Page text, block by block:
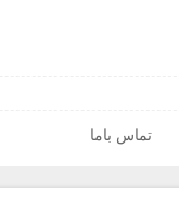
تماس باما